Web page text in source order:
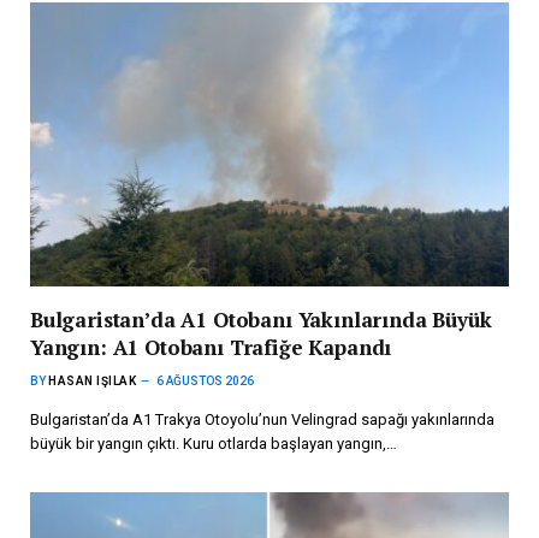
Bulgaristan’da A1 Otobanı Yakınlarında Büyük
Yangın: A1 Otobanı Trafiğe Kapandı
BY HASAN IŞILAK 6 AĞUSTOS 2026
Bulgaristan’da A1 Trakya Otoyolu’nun Velingrad sapağı yakınlarında
büyük bir yangın çıktı. Kuru otlarda başlayan yangın,…